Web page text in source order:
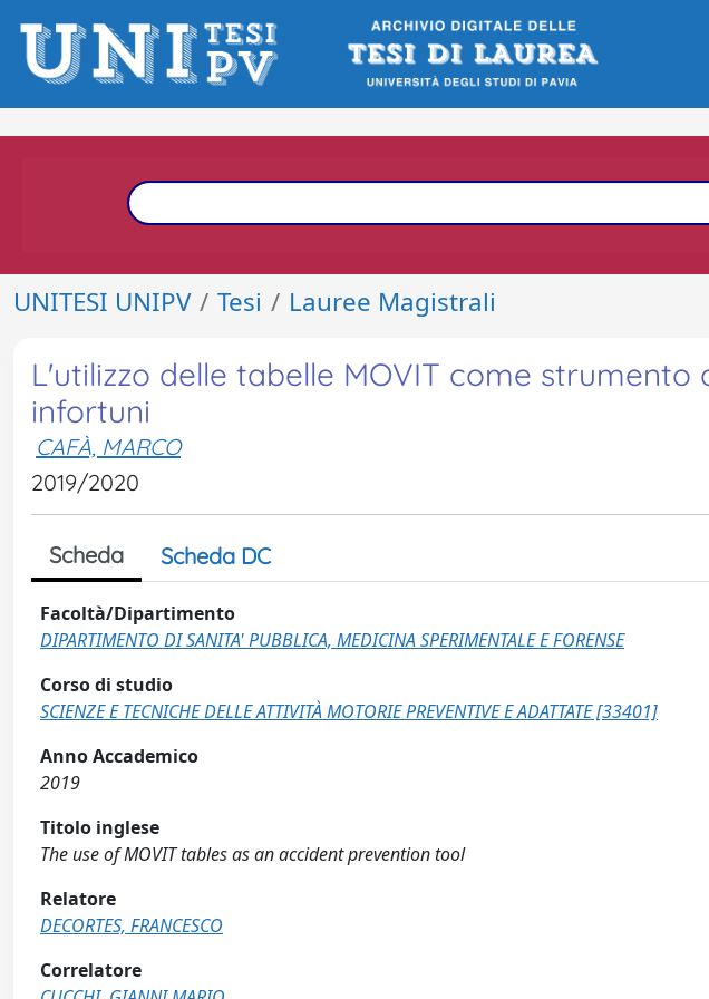
UNITESI UNIPV Tesi Lauree Magistrali
L'utilizzo delle tabelle MOVIT come strumento
infortuni
CAFÀ, MARCO
2019/2020
Scheda Scheda DC
Facoltà/Dipartimento
DIPARTIMENTO DI SANITA' PUBBLICA, MEDICINA SPERIMENTALE E FORENSE
Corso di studio
SCIENZE E TECNICHE DELLE ATTIVITÀ MOTORIE PREVENTIVE E ADATTATE [33401]
Anno Accademico
2019
Titolo inglese
The use of MOVIT tables as an accident prevention tool
Relatore
DECORTES, FRANCESCO
Correlatore